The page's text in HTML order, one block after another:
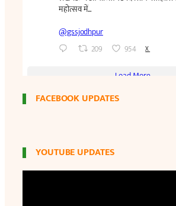
FACEBOOK UPDATES
YOUTUBE UPDATES